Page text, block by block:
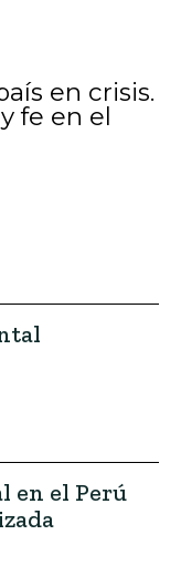
en crisis.
fe en el
en el Perú